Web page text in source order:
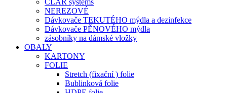
CLAR systems
NEREZOVÉ
Dávkovače TEKUTÉHO mýdla a dezinfekce
Dávkovače PĚNOVÉHO mýdla
zásobníky na dámské vložky
OBALY
KARTONY
FOLIE
Stretch (fixační ) folie
Bublinková folie